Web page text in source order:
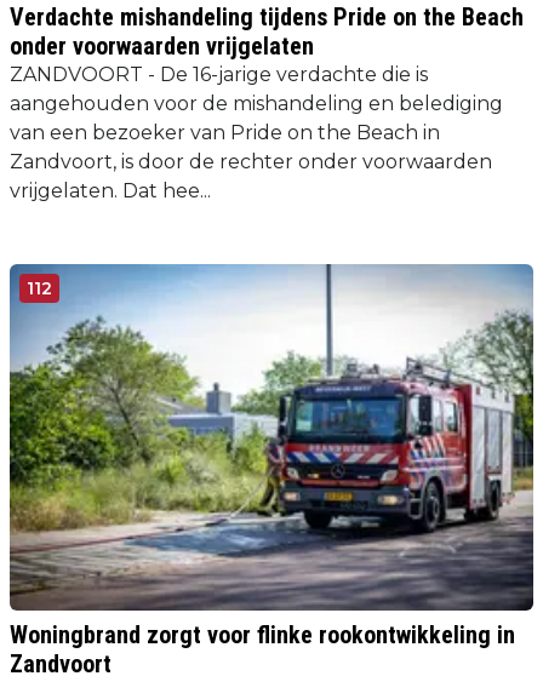
Verdachte mishandeling tijdens Pride on the Beach
onder voorwaarden vrijgelaten
ZANDVOORT - De 16-jarige verdachte die is
aangehouden voor de mishandeling en belediging
van een bezoeker van Pride on the Beach in
Zandvoort, is door de rechter onder voorwaarden
vrijgelaten. Dat hee...
112
Woningbrand zorgt voor flinke rookontwikkeling in
Zandvoort